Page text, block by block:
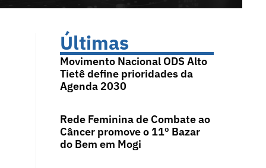
Últimas
Movimento Nacional ODS Alto
Tietê define prioridades da
Agenda 2030
Rede Feminina de Combate ao
Câncer promove o 11º Bazar
do Bem em Mogi